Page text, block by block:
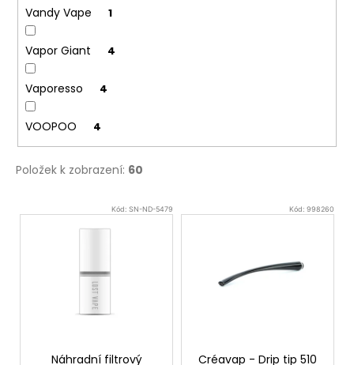
Vandy Vape 1
Vapor Giant 4
Vaporesso 4
VOOPOO 4
Položek k zobrazení: 60
V Kód: SN-ND-5479
Náhradní filtrový
Kód: 998260
Créavap - Drip tip 510